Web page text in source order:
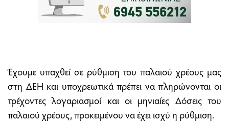
Έχουμε υπαχθεί σε ρύθμιση του παλαιού χρέους μας
στη ΔΕΗ και υποχρεωτικά πρέπει να πληρώνονται οι
τρέχοντες λογαριασμοί και οι μηνιαίες Δόσεις του
παλαιού χρέους, προκειμένου να έχει ισχύ η ρύθμιση.